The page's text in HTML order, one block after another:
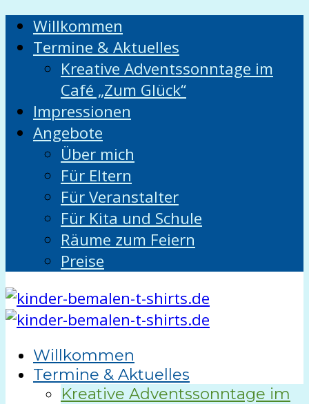
Willkommen
Termine & Aktuelles
Kreative Adventssonntage im
Café „Zum Glück“
Impressionen
Angebote
Über mich
Für Eltern
Für Veranstalter
Für Kita und Schule
Räume zum Feiern
Preise
Willkommen
Termine & Aktuelles
Kreative Adventssonntage im